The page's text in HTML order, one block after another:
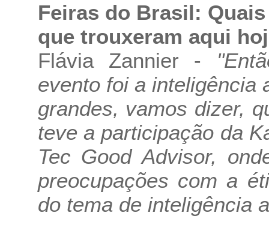
Feiras do Brasil:
que trouxeram aqui
Flávia Zannier -
evento foi a inteligência
grandes, vamos dizer,
teve a participação da
Tec Good Advisor,
preocupações com a
do tema de inteligência